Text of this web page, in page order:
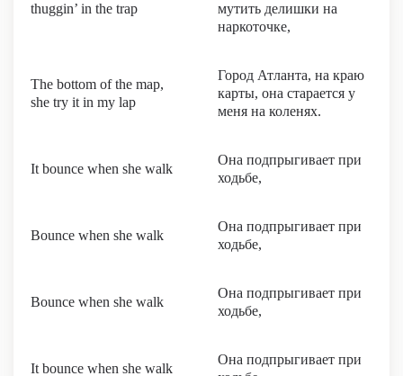
thuggin’ in the trap
мутить делишки на
наркоточке,
The bottom of the map,
she try it in my lap
Город Атланта, на краю
карты, она старается у
меня на коленях.
It bounce when she walk
Она подпрыгивает при
ходьбе,
Bounce when she walk
Она подпрыгивает при
ходьбе,
Bounce when she walk
Она подпрыгивает при
ходьбе,
It bounce when she walk
Она подпрыгивает при